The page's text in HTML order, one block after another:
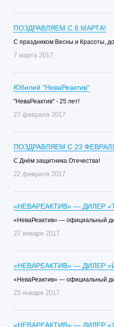
ПОЗДРАВЛЯЕМ С 8 МАРТА!
С праздником Весны и Красоты,
7 марта 2017
Юбилей "НеваРеактив"
"НеваРеактив" - 25 лет!
27 февраля 2017
ПОЗДРАВЛЯЕМ С 23
C Днём защитника Отечества!
22 февраля 2017
«НЕВАРЕАКТИВ» — ДИЛЕР
«НеваРеактив» — официальный
27 января 2017
«НЕВАРЕАКТИВ» — ДИЛЕР
«НеваРеактив» — официальный
23 января 2017
«НЕВАРЕАКТИВ» — ДИЛЕР